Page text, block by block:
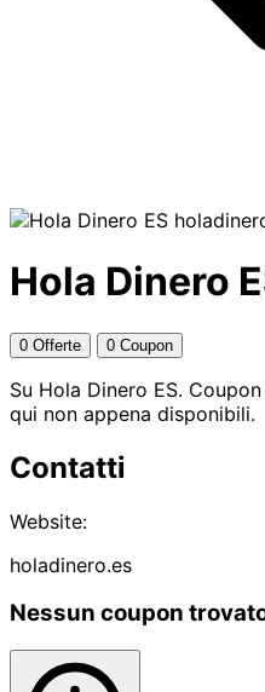
Hola Dinero
0 Offerte 0 Coupon
Su Hola Dinero ES.
qui non appena disponibili.
Contatti
Website:
holadinero.es
Nessun coupon